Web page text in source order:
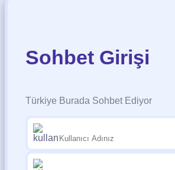
Sohbet Girişi
Türkiye Burada Sohbet Ediyor